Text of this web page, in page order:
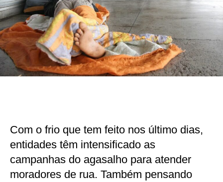
atendimento
a
moradores
de
rua
em
Mogi
Com o frio que tem feito nos último dias,
entidades têm intensificado as
campanhas do agasalho para atender
moradores de rua. Também pensando